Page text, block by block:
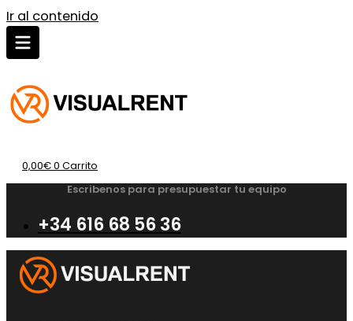
Ir al contenido
0,00€0 Carrito
Escribenos para presupuestar tu equipo
+34 616 68 56 36